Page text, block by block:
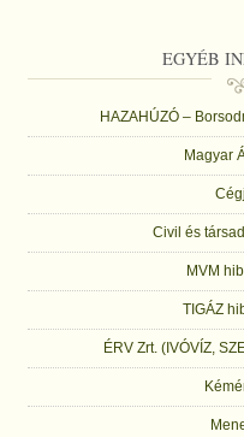
EGYÉB
HAZAHÚZÓ –
Magyar
Civil és
MVM
TIGÁZ
ÉRV Zrt. (IVÓVÍZ,